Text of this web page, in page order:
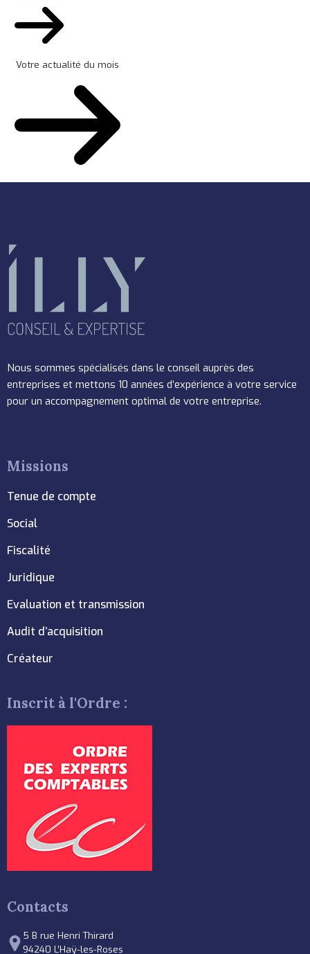
Votre actualité du mois
Nous sommes spécialisés dans le conseil auprès des
entreprises et mettons 10 années d’expérience à votre service
pour un accompagnement optimal de votre entreprise.
Missions
Tenue de compte
Social
Fiscalité
Juridique
Evaluation et transmission
Audit d’acquisition
Créateur
Inscrit à l'Ordre :
Contacts
5 B rue Henri Thirard
94240 L’Haÿ-les-Roses